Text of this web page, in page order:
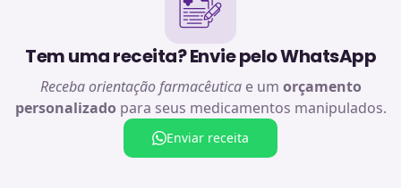
Tem uma receita? Envie pelo WhatsApp
Receba orientação farmacêuticae um orçamento
personalizado para seus medicamentos manipulados.
Enviar receita